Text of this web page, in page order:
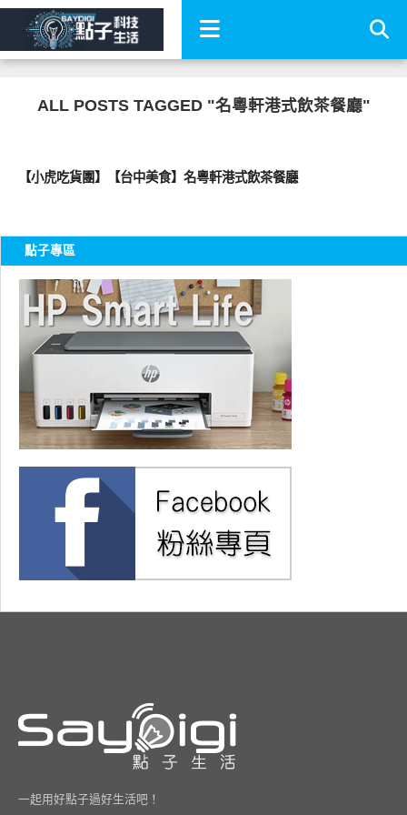
ALL POSTS TAGGED "名粵軒港式飲茶餐廳"
【小虎吃貨團】【台中美食】名粵軒港式飲茶餐廳
點子專區
一起用好點子過好生活吧！